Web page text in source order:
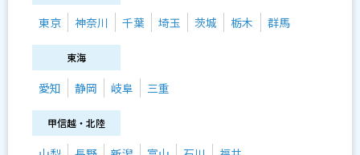
東京 神奈川 千葉 埼玉 茨城 栃木 群馬
東海
愛知 静岡 岐阜 三重
甲信越・北陸